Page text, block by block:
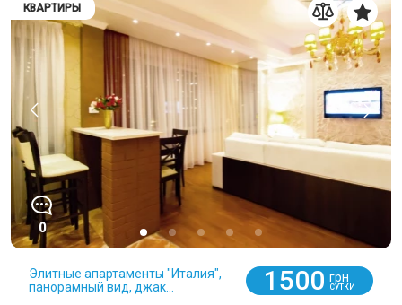
КВАРТИРЫ
0
Элитные апартаменты "Италия",
панорамный вид, джак...
1500 грн
СУТКИ